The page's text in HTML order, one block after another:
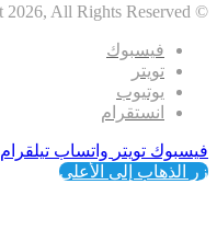
© Copyright 2026, All Rights Reserved
فيسبوك
تويتر
يوتيوب
انستقرام
فيسبوك تويتر واتساب تيلقرام
زر الذهاب إلى الأعلى